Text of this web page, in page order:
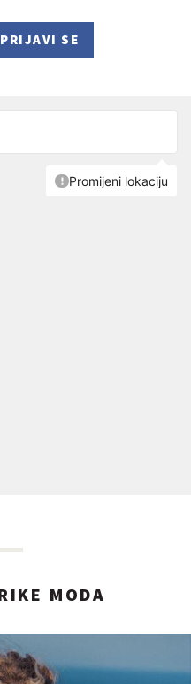
PRIJAVI SE
MODA